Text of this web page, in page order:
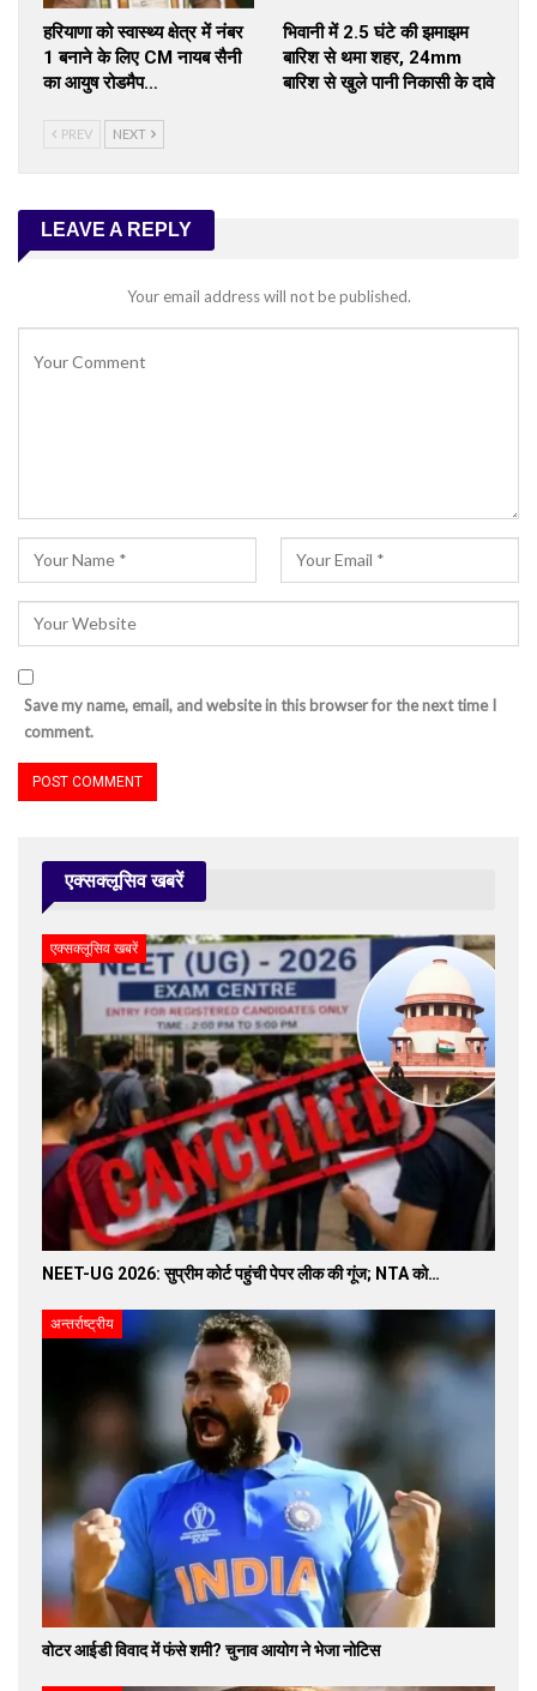
हरियाणा को स्वास्थ्य क्षेत्र में नंबर
1 बनाने के लिए CM नायब सैनी
का आयुष रोडमैप…
भिवानी में 2.5 घंटे की झमाझम
बारिश से थमा शहर, 24mm
बारिश से खुले पानी निकासी के दावे
PREV NEXT
LEAVE A REPLY
Your email address will not be published.
Save my name, email, and website in this browser for the next time I
comment.
एक्सक्लूसिव खबरें
एक्सक्लूसिव खबरें
NEET-UG 2026: सुप्रीम कोर्ट पहुंची पेपर लीक की गूंज; NTA को…
अन्तर्राष्ट्रीय
वोटर आईडी विवाद में फंसे शमी? चुनाव आयोग ने भेजा नोटिस